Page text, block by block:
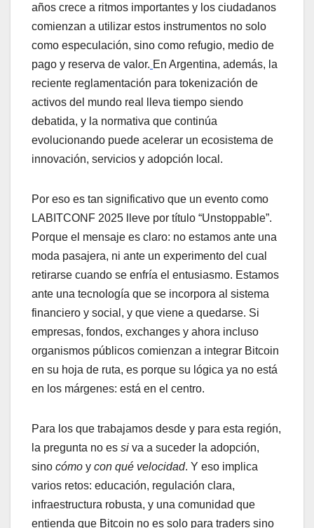
años crece a ritmos importantes y los ciudadanos
comienzan a utilizar estos instrumentos no solo
como especulación, sino como refugio, medio de
pago y reserva de valor. En Argentina, además, la
reciente reglamentación para tokenización de
activos del mundo real lleva tiempo siendo
debatida, y la normativa que continúa
evolucionando puede acelerar un ecosistema de
innovación, servicios y adopción local.
Por eso es tan significativo que un evento como
LABITCONF 2025 lleve por título “Unstoppable”.
Porque el mensaje es claro: no estamos ante una
moda pasajera, ni ante un experimento del cual
retirarse cuando se enfría el entusiasmo. Estamos
ante una tecnología que se incorpora al sistema
financiero y social, y que viene a quedarse. Si
empresas, fondos, exchanges y ahora incluso
organismos públicos comienzan a integrar Bitcoin
en su hoja de ruta, es porque su lógica ya no está
en los márgenes: está en el centro.
Para los que trabajamos desde y para esta región,
la pregunta no es si va a suceder la adopción,
sino cómo y con qué velocidad. Y eso implica
varios retos: educación, regulación clara,
infraestructura robusta, y una comunidad que
entienda que Bitcoin no es solo para traders sino